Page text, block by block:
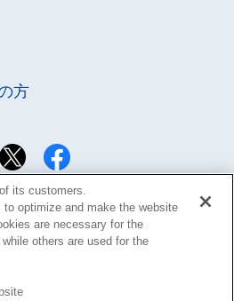
方
its customers.
optimize and make the website
are necessary for the
others are used for the